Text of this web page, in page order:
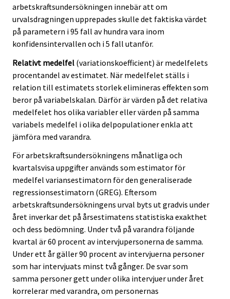
arbetskraftsundersökningen innebär att om
urvalsdragningen upprepades skulle det faktiska värdet
på parametern i 95 fall av hundra vara inom
konfidensintervallen och i 5 fall utanför.
Relativt medelfel (variationskoefficient) är medelfelets
procentandel av estimatet. När medelfelet ställs i
relation till estimatets storlek elimineras effekten som
beror på variabelskalan. Därför är värden på det relativa
medelfelet hos olika variabler eller värden på samma
variabels medelfel i olika delpopulationer enkla att
jämföra med varandra.
För arbetskraftsundersökningens månatliga och
kvartalsvisa uppgifter används som estimator för
medelfel variansestimatorn för den generaliserade
regressionsestimatorn (GREG). Eftersom
arbetskraftsundersökningens urval byts ut gradvis under
året inverkar det på årsestimatens statistiska exakthet
och dess bedömning. Under två på varandra följande
kvartal är 60 procent av intervjupersonerna de samma.
Under ett år gäller 90 procent av intervjuerna personer
som har intervjuats minst två gånger. De svar som
samma personer gett under olika intervjuer under året
korrelerar med varandra, om personernas